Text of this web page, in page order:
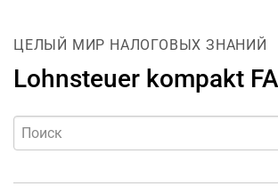
ЦЕЛЫЙ МИР НАЛОГОВЫХ ЗНАНИЙ
Lohnsteuer kompakt